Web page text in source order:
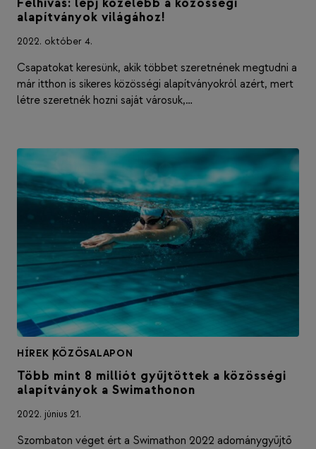
Felhívás: lépj közelebb a közösségi
alapítványok világához!
2022. október 4.
Csapatokat keresünk, akik többet szeretnének megtudni a
már itthon is sikeres közösségi alapítványokról azért, mert
létre szeretnék hozni saját városuk,…
HÍREK |
KÖZÖSALAPON
Több mint 8 milliót gyűjtöttek a közösségi
alapítványok a Swimathonon
2022. június 21.
Szombaton véget ért a Swimathon 2022 adománygyűjtő